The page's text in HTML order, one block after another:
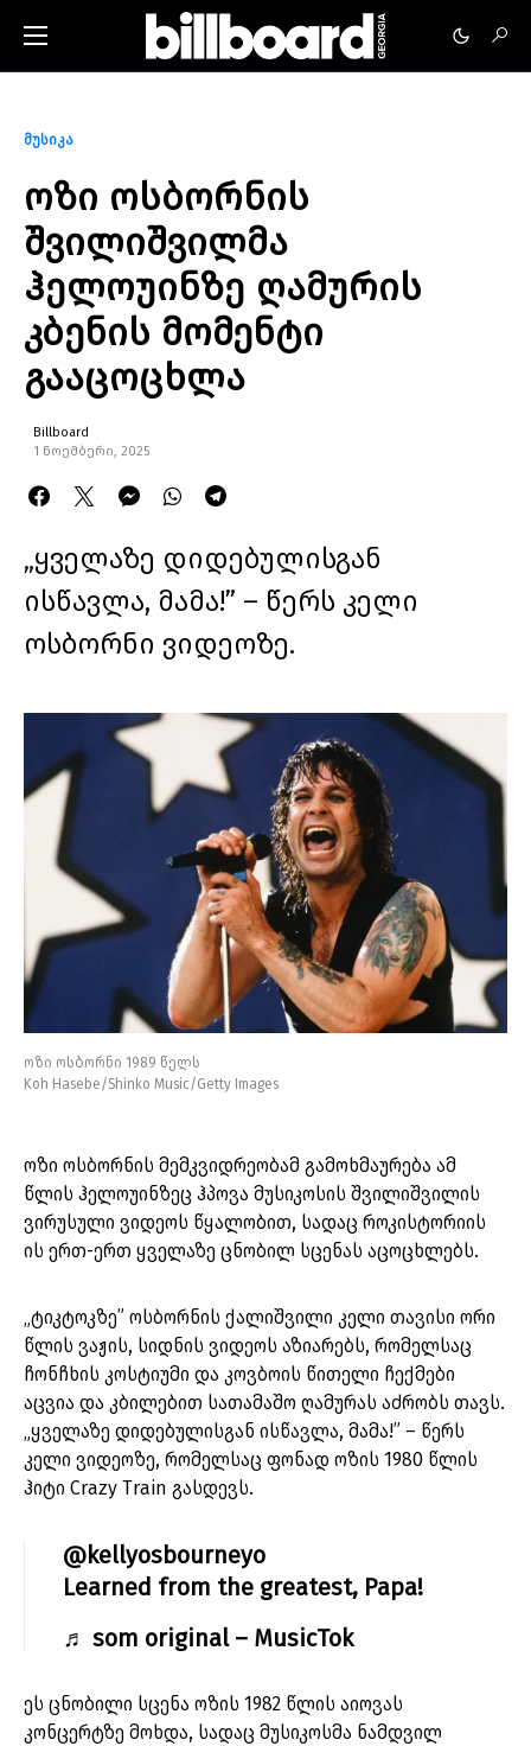
მუსიკა
ოზი ოსბორნის
შვილიშვილმა
ჰელოუინზე ღამურის
კბენის მომენტი
გააცოცხლა
Billboard
1 ნოემბერი, 2025
„ყველაზე დიდებულისგან
ისწავლა, მამა!” – წერს კელი
ოსბორნი ვიდეოზე.
ოზი ოსბორნი 1989 წელს
Koh Hasebe/Shinko Music/Getty Images
ოზი ოსბორნის მემკვიდრეობამ გამოხმაურება ამ
წლის ჰელოუინზეც ჰპოვა მუსიკოსის შვილიშვილის
ვირუსული ვიდეოს წყალობით, სადაც როკისტორიის
ის ერთ-ერთ ყველაზე ცნობილ სცენას აცოცხლებს.
„ტიკტოკზე” ოსბორნის ქალიშვილი კელი თავისი ორი
წლის ვაჟის, სიდნის ვიდეოს აზიარებს, რომელსაც
ჩონჩხის კოსტიუმი და კოვბოის წითელი ჩექმები
აცვია და კბილებით სათამაშო ღამურას აძრობს თავს.
„ყველაზე დიდებულისგან ისწავლა, მამა!” – წერს
კელი ვიდეოზე, რომელსაც ფონად ოზის 1980 წლის
ჰიტი Crazy Train გასდევს.
@kellyosbourneyo
Learned from the greatest, Papa!
♬ som original – MusicTok
ეს ცნობილი სცენა ოზის 1982 წლის აიოვას
კონცერტზე მოხდა, სადაც მუსიკოსმა ნამდვილ